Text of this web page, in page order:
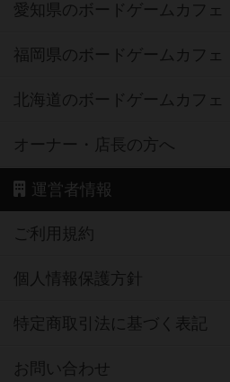
愛知県のボードゲームカフェ
福岡県のボードゲームカフェ
北海道のボードゲームカフェ
オーナー・店長の方へ
運営者情報
ご利用規約
個人情報保護方針
特定商取引法に基づく表記
お問い合わせ